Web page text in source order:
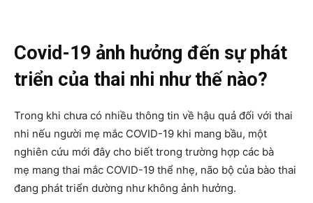
Covid-19 ảnh hưởng đến sự phát
triển của thai nhi như thế nào?
Trong khi chưa có nhiều thông tin về hậu quả đối với thai
nhi nếu người mẹ mắc COVID-19 khi mang bầu, một
nghiên cứu mới đây cho biết trong trường hợp các bà
mẹ mang thai mắc COVID-19 thể nhẹ, não bộ của bào thai
đang phát triển dường như không ảnh hưởng.